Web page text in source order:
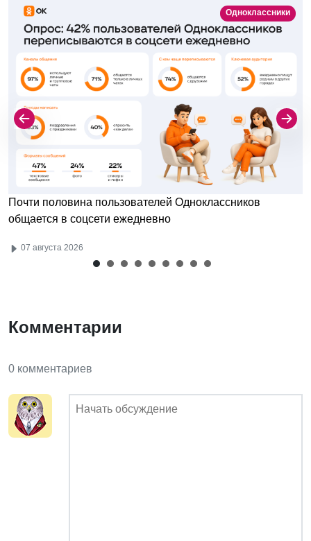
Одноклассники
Почти половина пользователей Одноклассников
общается в соцсети ежедневно
07 августа 2026
Комментарии
0 комментариев